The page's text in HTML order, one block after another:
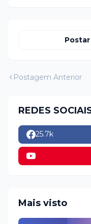
Postagem Anterior
REDES
25.7k
Mais visto